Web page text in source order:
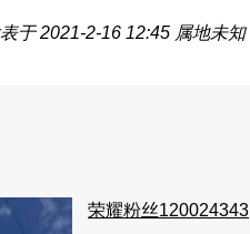
于 2021-2-16 12:45 属地未知
荣耀粉丝120024343